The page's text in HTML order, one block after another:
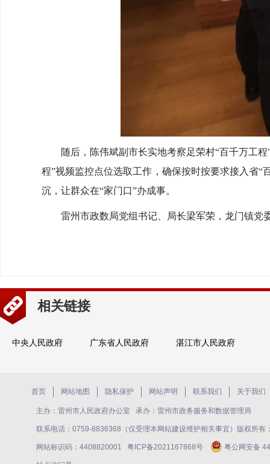
随后，陈伟斌副市长实地考察足荣村“百千万工程
程”视频监控点位选取工作，确保按时按要求接入省
沉，让群众在“家门口”办成事。
雷州市政数局党组书记、局长梁军荣，龙门镇党
相关链接
中央人民政府 广东省人民政府 湛江市人民政府
首页 网站地图 隐私保护 网站声明 联系我们 关于我们
主办：雷州市人民政府办公室 承办：雷州市政务服务和数据管理局
联系电话：0759-8836368（仅受理本网站建设维护相关事宜）版权所有
网站标识码：4408820001 粤ICP备2021167868号 粤公网安备